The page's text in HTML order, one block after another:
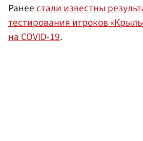
Ранеестали известны
тестирования игроков
на COVID-19.